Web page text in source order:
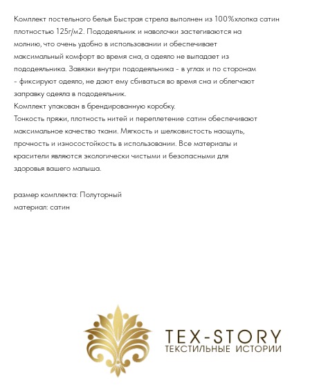
Комплект постельного белья Быстрая стрела выполнен из 100%хлопка сатин
плотностью 125г/м2. Пододеяльник и наволочки застегиваются на
молнию, что очень удобно в использовании и обеспечивает
максимальный комфорт во время сна, а одеяло не выпадает из
пододеяльника. Завязки внутри пододеяльника - в углах и по сторонам
- фиксируют одеяло, не дают ему сбиваться во время сна и облегчают
заправку одеяла в пододеяльник.
Комплект упакован в брендированную коробку.
Тонкость пряжи, плотность нитей и переплетение сатин обеспечивают
максимальное качество ткани. Мягкость и шелковистость наощупь,
прочность и износостойкость в использовании. Все материалы и
красители являются экологически чистыми и безопасными для
здоровья вашего малыша.
размер комплекта: Полуторный
материал: сатин